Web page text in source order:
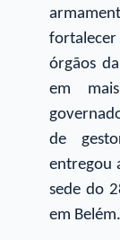
fortalecer
órgãos
em
de
entregou
sede do
em Belém.